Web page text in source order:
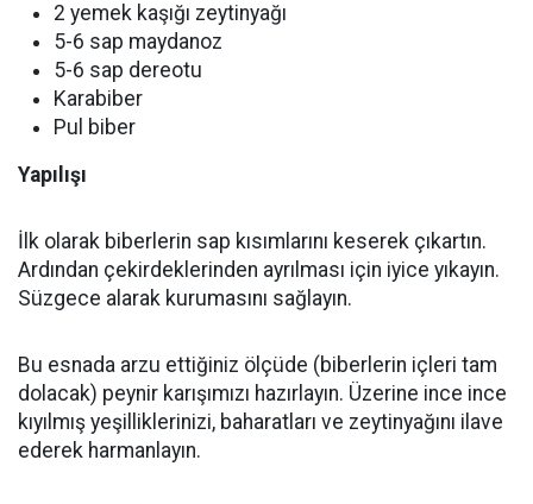
2 yemek kaşığı zeytinyağı
5-6 sap maydanoz
5-6 sap dereotu
Karabiber
Pul biber
Yapılışı
İlk olarak biberlerin sap kısımlarını keserek çıkartın.
Ardından çekirdeklerinden ayrılması için iyice yıkayın.
Süzgece alarak kurumasını sağlayın.
Bu esnada arzu ettiğiniz ölçüde (biberlerin içleri tam
dolacak) peynir karışımızı hazırlayın. Üzerine ince ince
kıyılmış yeşilliklerinizi, baharatları ve zeytinyağını ilave
ederek harmanlayın.